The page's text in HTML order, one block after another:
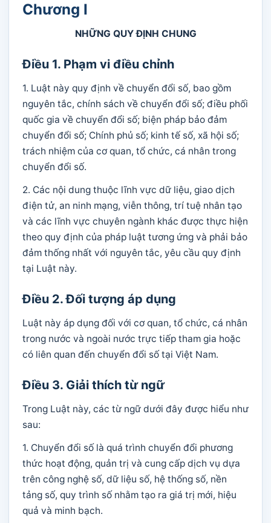
Chương I
NHỮNG QUY ĐỊNH CHUNG
Điều 1. Phạm vi điều chỉnh
1. Luật này quy định về chuyển đổi số, bao gồm
nguyên tắc, chính sách về chuyển đổi số; điều phối
quốc gia về chuyển đổi số; biện pháp bảo đảm
chuyển đổi số; Chính phủ số; kinh tế số, xã hội số;
trách nhiệm của cơ quan, tổ chức, cá nhân trong
chuyển đổi số.
2. Các nội dung thuộc lĩnh vực dữ liệu, giao dịch
điện tử, an ninh mạng, viễn thông, trí tuệ nhân tạo
và các lĩnh vực chuyên ngành khác được thực hiện
theo quy định của pháp luật tương ứng và phải bảo
đảm thống nhất với nguyên tắc, yêu cầu quy định
tại Luật này.
Điều 2. Đối tượng áp dụng
Luật này áp dụng đối với cơ quan, tổ chức, cá nhân
trong nước và ngoài nước trực tiếp tham gia hoặc
có liên quan đến chuyển đổi số tại Việt Nam.
Điều 3. Giải thích từ ngữ
Trong Luật này, các từ ngữ dưới đây được hiểu như
sau:
1. Chuyển đổi số là quá trình chuyển đổi phương
thức hoạt động, quản trị và cung cấp dịch vụ dựa
trên công nghệ số, dữ liệu số, hệ thống số, nền
tảng số, quy trình số nhằm tạo ra giá trị mới, hiệu
quả và minh bạch.